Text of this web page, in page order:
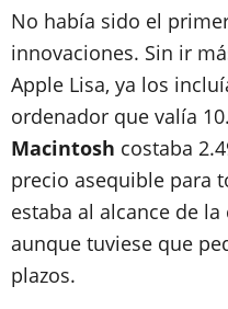
No había sido el
innovaciones. Sin ir
Apple Lisa, ya los
ordenador que valía
Macintosh costaba
precio asequible para
estaba al alcance de
aunque tuviese que
plazos.